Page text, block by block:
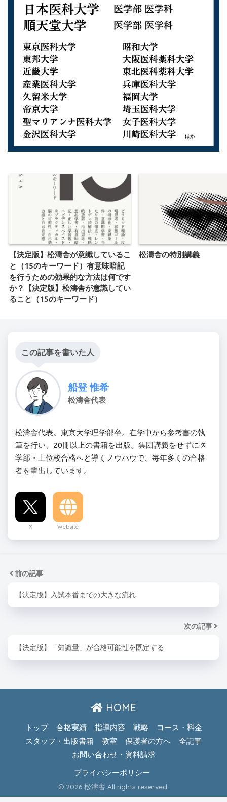
【決定版】松濤舎が意識しているこ
と（15のキーワード）有意味暗記
を行うための効果的な方法は何です
か？【決定版】松濤舎が意識してい
ること（15のキーワード）
松濤舎の特別講義
この記事を書いた人
船登 惟希
松濤舎代表
松濤舎代表。東京大学理学部卒。在学中から参考書の執
筆を行い、20冊以上の書籍を出版。集団講義をせずに医
学部・上位校合格へと導くノウハウで、毎年多くの合格
者を輩出しています。
X Website
前の記事
【決定版】入試本番までの大きな流れ
次の記事
【決定版】「知識量」が合格可能性を既定する
HOME
トップ 合格実績 指導内容 戦略
コース・料金
スタッフ・出版書籍
教室 保護者の方へ
全記事
お問い合わせ・資料請求
プライバシーポリシー
© 2026 松濤舎 All rights reserved.